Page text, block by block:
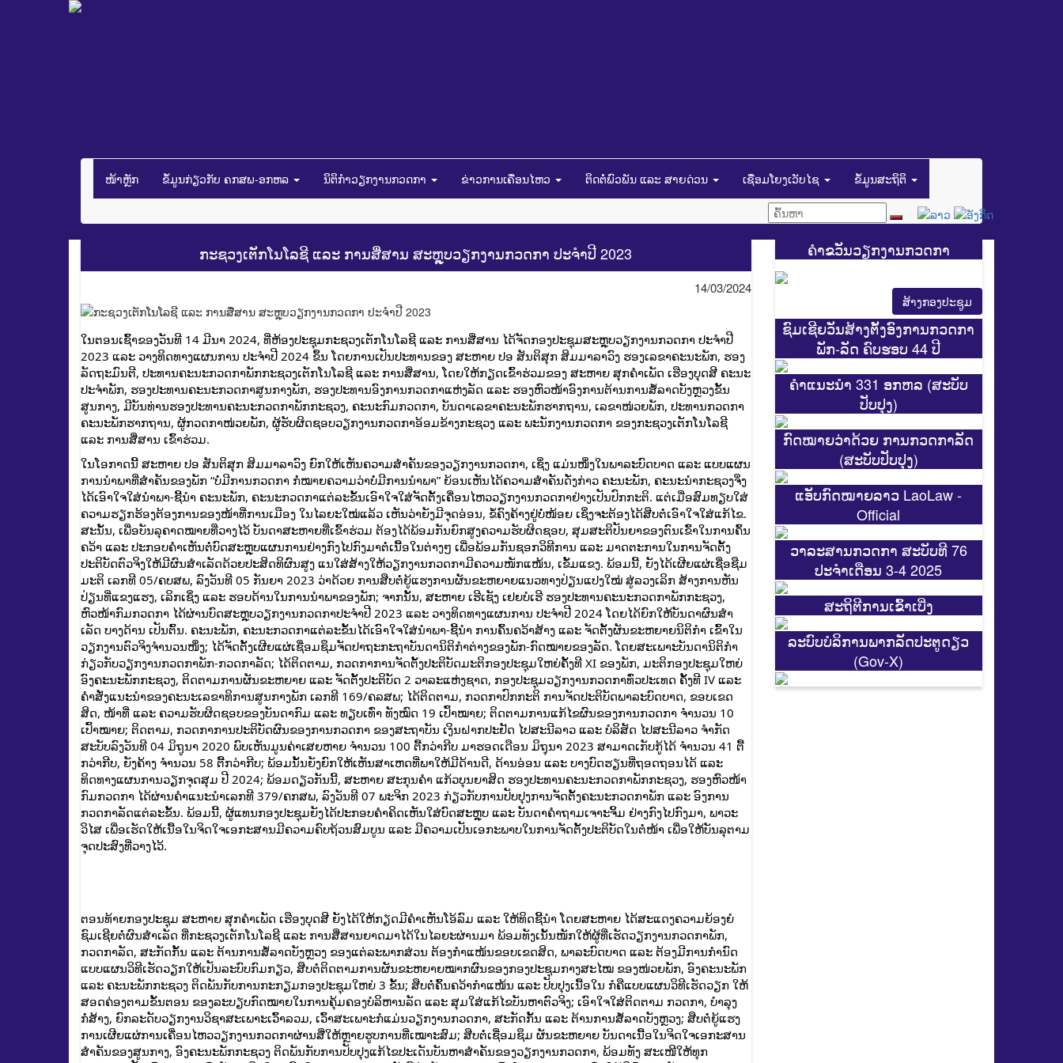
ໜ້າຫຼັກ ຂໍ້ມູນກ່ຽວກັບ ຄກສພ-ອກຫລ ນິຕິກໍາວຽກງານກວດກາ ຂ່າວການເຄື່ອນໄຫວ ຕິດຕໍ່ພົວພັນ ແລະ ສາຍດ່ວນ ເຊື່ອມໂຍງເວັບໄຊ ຂໍ້ມູນສະຖິຕິ
ກະຊວງເຕັກໂນໂລຊີ ແລະ ການສື່ສານ ສະຫຼຸບວຽກງານກວດກາ ປະຈໍາປີ 2023
14/03/2024
ໃນຕອນເຊົ້າຂອງວັນທີ 14 ມີນາ 2024, ທີ່ຫ້ອງປະຊຸມກະຊວງເຕັກໂນໂລຊີ ແລະ ການສື່ສານ ໄດ້ຈັດກອງປະຊຸມສະຫຼຸບວຽກງານກວດກາ ປະຈໍາປີ
2023 ແລະ ວາງທິດທາງແຜນການ ປະຈໍາປີ 2024 ຂຶ້ນ ໂດຍການເປັນປະທານຂອງ ສະຫາຍ ປອ ສັນຕິສຸກ ສິມມາລາວົງ ຮອງເລຂາຄະນະພັກ, ຮອງ
ລັດຖະມົນຕີ, ປະທານຄະນະກວດກາພັກກະຊວງເຕັກໂນໂລຊີ ແລະ ການສື່ສານ, ໂດຍໃຫ້ກຽດເຂົ້າຮ່ວມຂອງ ສະຫາຍ ສຸກຄໍາເພັດ ເຮືອງບຸດສີ ຄະນະ
ປະຈໍາພັກ, ຮອງປະທານຄະນະກວດກາສູນກາງພັກ, ຮອງປະທານອົງການກວດກາແຫ່ງລັດ ແລະ ຮອງຫົວໜ້າອົງການຕ້ານການສໍ້ລາດບັງຫຼວງຂັ້ນ
ສູນກາງ, ມີບັນທ່ານຮອງປະທານຄະນະກວດກາພັກກະຊວງ, ຄະນະກົມກວດກາ, ບັນດາເລຂາຄະນະພັກຮາກຖານ, ເລຂາໜ່ວຍພັກ, ປະທານກວດກາ
ຄະນະພັກຮາກຖານ, ຜູ້ກວດກາໜ່ວຍພັກ, ຜູ້ຮັບຜິດຊອບວຽກງານກວດກາອ້ອມຂ້າງກະຊວງ ແລະ ພະນັກງານກວດກາ ຂອງກະຊວງເຕັກໂນໂລຊີ
ແລະ ການສື່ສານ ເຂົ້າຮ່ວມ.
ໃນໂອກາດນີ້ ສະຫາຍ ປອ ສັນຕິສຸກ ສິມມາລາວົງ ຍົກໃຫ້ເຫັນຄວາມສໍາຄັນຂອງວຽກງານກວດກາ, ເຊິ່ງ ແມ່ນໜຶ່ງໃນພາລະບົດບາດ ແລະ ແບບແຜນ
ການນຳພາທີ່ສຳຄັນຂອງພັກ “ບໍ່ມີການກວດກາ ກໍ່ໝາຍຄວາມວ່າບໍ່ມີການນຳພາ” ຍ້ອນເຫັນໄດ້ຄວາມສໍາຄັນດັ່ງກ່າວ ຄະນະພັກ, ຄະນະນໍາກະຊວງຈິ່ງ
ໄດ້ເອົາໃຈໃສ່ນໍາພາ-ຊີ້ນໍາ ຄະນະພັກ, ຄະນະກວດກາແຕ່ລະຂັ້ນເອົາໃຈໃສ່ຈັດຕັ້ງເຄື່ອນໄຫວວຽກງານກວດກາຢ່າງເປັນປົກກະຕິ. ແຕ່ເມື່ອສົມທຽບໃສ່
ຄວາມຮຽກຮ້ອງຕ້ອງການຂອງໜ້າທີ່ການເມືອງ ໃນໄລຍະໃໝ່ແລ້ວ ເຫັນວ່າຍັງມີຈຸດອ່ອນ, ຂໍ້ຄົງຄ້າງຢູ່ບໍ່ໜ້ອຍ ເຊິ່ງຈະຕ້ອງໄດ້ສືບຕໍ່ເອົາໃຈໃສ່ແກ້ໄຂ.
ສະນັ້ນ, ເພື່ອບັນລຸຄາດໝາຍທີ່ວາງໄວ້ ບັນດາສະຫາຍທີ່ເຂົ້າຮ່ວມ ຕ້ອງໄດ້ພ້ອມກັນຍົກສູງຄວາມຮັບຜິດຊອບ, ສຸມສະຕິປັນຍາຂອງຕົນເຂົ້າໃນການຄົ້ນ
ຄວ້າ ແລະ ປະກອບຄໍາເຫັນຕໍ່ບົດສະຫຼຸບແຜນການຢ່າງກົງໄປກົງມາຕໍ່ເນື້ອໃນຕ່າງໆ ເພື່ອພ້ອມກັນຊອກວິທີການ ແລະ ມາດຕະການໃນການຈັດຕັ້ງ
ປະຕິບັດຕົວຈິງໃຫ້ມີຜົນສໍາເລັດດ້ວຍປະສິດທິຜົນສູງ ແນໃສ່ສ້າງໃຫ້ວຽກງານກວດກາມີຄວາມໜັກແໜ້ນ, ເຂັ້ມແຂງ. ພ້ອມນີ້, ຍັງໄດ້ເຜີຍແຜ່ເຊື່ອຊືມ
ມະຕິ ເລກທີ 05/ຄບສພ, ລົງວັນທີ 05 ກັນຍາ 2023 ວ່າດ້ວຍ ການສືບຕໍ່ຍູ້ແຮງການຜັນຂະຫຍາຍແນວທາງປ່ຽນແປງໃໝ່ ສູ່ລວງເລິກ ສ້າງການຫັນ
ປ່ຽນທີ່ແຂງແຮງ, ເລິກເຊິ່ງ ແລະ ຮອບດ້ານໃນການນໍາພາຂອງພັກ; ຈາກນັ້ນ, ສະຫາຍ ເຮີເຊັງ ເຢຍບໍເຮີ ຮອງປະທານຄະນະກວດກາພັກກະຊວງ,
ຫົວໜ້າກົມກວດກາ ໄດ້ຜ່ານບົດສະຫຼຸບວຽກງານກວດກາປະຈໍາປີ 2023 ແລະ ວາງທິດທາງແຜນການ ປະຈໍາປີ 2024 ໂດຍໄດ້ຍົກໃຫ້ບັນດາຜົນສໍາ
ເລັດ ບາງດ້ານ ເປັນຕົ້ນ. ຄະນະພັກ, ຄະນະກວດກາແຕ່ລະຂັ້ນໄດ້ເອົາໃຈໃສ່ນຳພາ-ຊີ້ນຳ ການຄົ້ນຄວ້າສ້າງ ແລະ ຈັດຕັ້ງຜັນຂະຫຍາຍນິຕິກຳ ເຂົ້າໃນ
ວຽກງານຕົວຈິງຈໍານວນໜຶ່ງ; ໄດ້ຈັດຕັ້ງເຜີຍແຜ່ເຊື່ອມຊຶມຈັດປາຖະກະຖາບັນດານິຕິກໍາຕ່າງຂອງພັກ-ກົດໝາຍຂອງລັດ. ໂດຍສະເພາະບັນດານິຕິກຳ
ກ່ຽວກັບວຽກງານກວດກາພັກ-ກວດກາລັດ; ໄດ້ຕິດຕາມ, ກວດກາການຈັດຕັ້ງປະຕິບັດມະຕິກອງປະຊຸມໃຫຍ່ຄັ້ງທີ XI ຂອງພັກ, ມະຕິກອງປະຊຸມໃຫຍ່
ອົງຄະນະພັກກະຊວງ, ຕິດຕາມການຜັນຂະຫຍາຍ ແລະ ຈັດຕັ້ງປະຕິບັດ 2 ວາລະແຫ່ງຊາດ, ກອງປະຊຸມວຽກງານກວດກາທົ່ວປະເທດ ຄັ້ງທີ IV ແລະ
ຄຳສັ່ງແນະນຳຂອງຄະນະເລຂາທິການສູນກາງພັກ ເລກທີ 169/ຄລສພ; ໄດ້ຕິດຕາມ, ກວດກາປົກກະຕິ ການຈັດປະຕິບັດພາລະບົດບາດ, ຂອບເຂດ
ສິດ, ໜ້າທີ່ ແລະ ຄວາມຮັບຜິດຊອບຂອງບັນດາກົມ ແລະ ທຽບເທົ່າ ທັງໝົດ 19 ເປົ້າໝາຍ; ຕິດຕາມການແກ້ໄຂຜົນຂອງການກວດກາ ຈໍານວນ 10
ເປົ້າໝາຍ; ຕິດຕາມ, ກວດກາການປະຕິບັດຜົນຂອງການກວດກາ ຂອງສະຖາບັນ ເງິນຝາກປະຢັດ ໄປສະນີລາວ ແລະ ບໍລິສັດ ໄປສະນີລາວ ຈໍາກັດ
ສະບັບລົງວັນທີ 04 ມິຖູນາ 2020 ພົບເຫັນມູນຄ່າເສຍຫາຍ ຈໍານວນ 100 ຕື້ກວ່າກີບ ມາຮອດເດືອນ ມິຖຸນາ 2023 ສາມາດເກັບກູ້ໄດ້ ຈຳນວນ 41 ຕື້
ກວ່າກີບ, ຍັງຄ້າງ ຈໍານວນ 58 ຕື້ກວ່າກີບ; ພ້ອມນັ້ນຍັງຍົກໃຫ້ເຫັນສາເຫດທີ່ພາໃຫ້ມີດ້ານດີ, ດ້ານອ່ອນ ແລະ ບາງບົດຮຽນທີ່ຖອດຖອນໄດ້ ແລະ
ທິດທາງແຜນການວຽກຈຸດສຸມ ປີ 2024; ພ້ອມດຽວກັນນີ້, ສະຫາຍ ສະກຸນຄໍາ ແກ້ວບຸນຍາສິດ ຮອງປະທານຄະນະກວດກາພັກກະຊວງ, ຮອງຫົວໜ້າ
ກົມກວດກາ ໄດ້ຜ່ານຄໍາແນະນໍາເລກທີ 379/ຄກສພ, ລົງວັນທີ 07 ພະຈິກ 2023 ກ່ຽວກັບການປັບປຸງການຈັດຕັ້ງຄະນະກວດກາພັກ ແລະ ອົງການ
ກວດກາລັດແຕ່ລະຂັ້ນ. ພ້ອມນີ້, ຜູ້ແທນກອງປະຊຸມຍັງໄດ້ປະກອບຄໍາຄິດເຫັນໃສ່ບົດສະຫຼຸບ ແລະ ບັນດາຄໍາຖາມເຈາະຈິ້ມ ຢ່າງກົງໄປກົງມາ, ພາວະ
ວິໄສ ເພື່ອເຮັດໃຫ້ເນື້ອໃນຈິດໃຈເອກະສານມີຄວາມຄົບຖ້ວນສົມບູນ ແລະ ມີຄວາມເປັນເອກະພາບໃນການຈັດຕັ້ງປະຕິບັດໃນຕໍ່ໜ້າ ເພື່ອໃຫ້ບັນລຸຕາມ
ຈຸດປະສົງທີ່ວາງໄວ້.
ຕອນທ້າຍກອງປະຊຸມ ສະຫາຍ ສຸກຄໍາເພັດ ເຮືອງບຸດສີ ຍັງໄດ້ໃຫ້ກຽດມີຄໍາເຫັນໂອ້ລົມ ແລະ ໃຫ້ທິດຊີ້ນໍາ ໂດຍສະຫາຍ ໄດ້ສະແດງຄວາມຍ້ອງຍໍ
ຊົມເຊີຍຕໍ່ຜົນສໍາເລັດ ທີ່ກະຊວງເຕັກໂນໂລຊີ ແລະ ການສື່ສານຍາດມາໄດ້ໃນໄລຍະຜ່ານມາ ພ້ອມທັງເນັ້ນໜັກໃຫ້ຜູ້ທີ່ເຮັດວຽກງານກວດກາພັກ,
ກວດກາລັດ, ສະກັດກັ້ນ ແລະ ຕ້ານການສໍ້ລາດບັງຫຼວງ ຂອງແຕ່ລະພາກສ່ວນ ຕ້ອງກຳແໜ້ນຂອບເຂດສິດ, ພາລະບົດບາດ ແລະ ຕ້ອງມີການກໍານົດ
ແບບແຜນວິທີເຮັດວຽກໃຫ້ເປັນລະບົບກົມກຽວ, ສືບຕໍ່ຕິດຕາມການຜັນຂະຫຍາຍໝາກຜົນຂອງກອງປະຊຸມກາງສະໄໝ ຂອງໜ່ວຍພັກ, ອົງຄະນະພັກ
ແລະ ຄະນະພັກກະຊວງ ຕິດພັນກັບການກະກຽມກອງປະຊຸມໃຫຍ່ 3 ຂັ້ນ; ສືບຕໍ່ຄົ້ນຄວ້າກໍາແໜ້ນ ແລະ ປັບປຸງເນື້ອໃນ ກໍຄືແບບແຜນວິທີເຮັດວຽກ ໃຫ້
ສອດຄ່ອງຕາມຂັ້ນຕອນ ຂອງລະບຽບກົດໝາຍໃນການຄຸ້ມຄອງບໍລິຫານລັດ ແລະ ສຸມໃສ່ແກ້ໄຂບັນຫາຕົວຈິງ; ເອົາໃຈໃສ່ຕິດຕາມ ກວດກາ, ບໍາລຸງ
ກໍ່ສ້າງ, ຍົກລະດັບວຽກງານວິຊາສະເພາະເວົ້າລວມ, ເວົ້າສະເພາະກໍແມ່ນວຽກງານກວດກາ, ສະກັດກັ້ນ ແລະ ຕ້ານການສໍ້ລາດບັງຫຼວງ; ສືບຕໍ່ຍູ້ແຮງ
ການເຜີຍແຜ່ການເຄື່ອນໄຫວວຽກງານກວດກາຜ່ານສື່ໃຫ້ຫຼາຍຮູບການທີ່ເໝາະສົມ; ສືບຕໍ່ເຊື່ອມຊຶມ ຜັນຂະຫຍາຍ ບັນດາເນື້ອໃນຈິດໃຈເອກະສານ
ສໍາຄັນຂອງສູນກາງ, ອົງຄະນະພັກກະຊວງ ຕິດພັນກັບການປັບປຸງແກ້ໄຂປະເດັນບັນຫາສໍາຄັນຂອງວຽກງານກວດກາ, ພ້ອມທັງ ສະເໜີໃຫ້ທຸກ
ຄຳຂວັນວຽກງານກວດກາ
ສ້າງກອງປະຊູມ
ຊົມເຊີຍວັນສ້າງຕັ້ງອົງການກວດກາ
ພັກ-ລັດ ຄົບຮອບ 44 ປີ
ຄຳແນະນຳ 331 ອກຫລ (ສະບັບ
ປັບປຸງ)
ກົດໝາຍວ່າດ້ວຍ ການກວດກາລັດ
(ສະບັບປັບປຸງ)
ແອັບກົດໝາຍລາວ LaoLaw -
Official
ວາລະສານກວດກາ ສະບັບທີ 76
ປະຈຳເດືອນ 3-4 2025
ສະ​ຖິ​ຕີການ​ເຂົ້າ​ເບີ່ງ
ລະບົບບໍລິການພາກລັດປະຕູດຽວ
(Gov-X)